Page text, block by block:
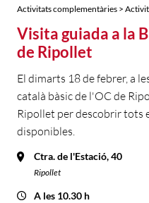
Activitats complementàries >
Visita guiada a la
de Ripollet
El dimarts 18 de febrer, a
català bàsic de l'OC de
Ripollet per descobrir tots
disponibles.
Ctra. de l'Estació, 40
Ripollet
A les 10.30 h